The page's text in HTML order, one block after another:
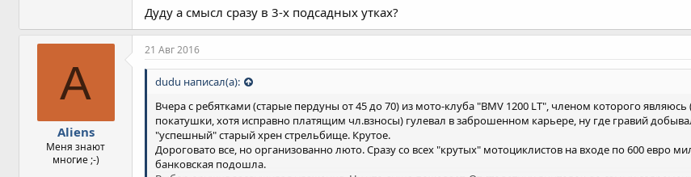
Дуду а смысл сразу в 3-х подсадных утках?
A
Aliens
Меня знают
многие ;-)
21 Авг 2016
dudu написал(а):
Вчера с ребятками (старые пердуны от 45 до 70) из мото-клуба "BMV 1200 LT", членом которого
покатушки, хотя исправно платящим чл.взносы) гулевал в заброшенном карьере, ну где гравий
"успешный" старый хрен стрельбище. Крутое.
Дороговато все, но организованно люто. Сразу со всех "крутых" мотоциклистов на входе по 600 евро
банковская подошла.